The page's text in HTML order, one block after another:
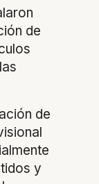
de
de
y